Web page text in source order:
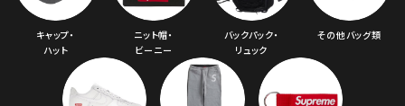
キャップ・
ハット
ニット帽・
ビーニー
バックパック・
リュック
その他バッグ類